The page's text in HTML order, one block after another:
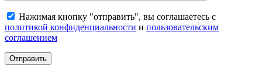
Нажимая кнопку "отправить", вы соглашаетесь с
политикой конфиденциальности и пользовательским
соглашением